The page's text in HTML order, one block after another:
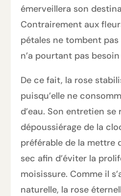
émerveillera son
Contrairement aux
pétales ne tombent
n’a pourtant pas
De ce fait, la rose
puisqu’elle ne
d’eau. Son entretien se
dépoussiérage de la
préférable de la mettre
sec afin d’éviter la
moisissure. Comme il
naturelle, la rose